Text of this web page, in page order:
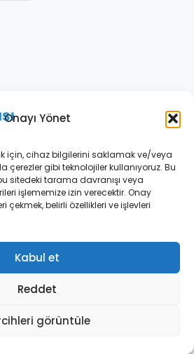
Onayı Yönet
için, cihaz bilgilerini saklamak ve/veya
çerezler gibi teknolojiler kullanıyoruz. Bu
sitedeki tarama davranışı veya
işlememize izin verecektir. Onay
çekmek, belirli özellikleri ve işlevleri
Kabul et
Reddet
görüntüle